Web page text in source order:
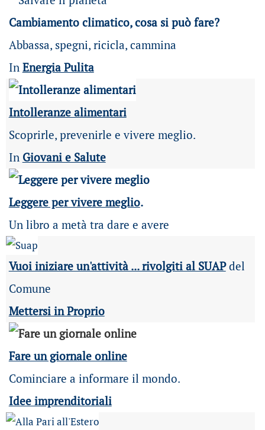
Cambiamento climatico, cosa si può fare?
Abbassa, spegni, ricicla, cammina
In Energia Pulita
Intolleranze alimentari
Scoprirle, prevenirle e vivere meglio.
In Giovani e Salute
Leggere per vivere meglio.
Un libro a metà tra dare e avere
Vuoi iniziare un'attività ... rivolgiti al SUAPdel
Comune
Mettersi in Proprio
Fare un giornale online
Cominciare a informare il mondo.
Idee imprenditoriali